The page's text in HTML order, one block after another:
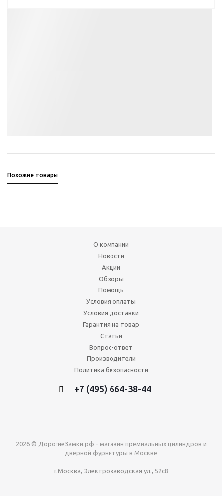
Похожие товары
О компании
Новости
Акции
Обзоры
Помощь
Условия оплаты
Условия доставки
Гарантия на товар
Статьи
Вопрос-ответ
Производители
Политика безопасности
+7 (495) 664-38-44
2026 © ДорогиеЗамки.рф - магазин премиальных цилиндров и
дверной фурнитуры в Москве
г.Москва, Электрозаводская ул., 52с8